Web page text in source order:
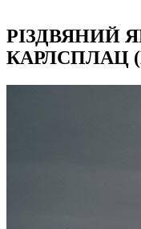
РІЗДВЯНИЙ
КАРЛСПЛАЦ